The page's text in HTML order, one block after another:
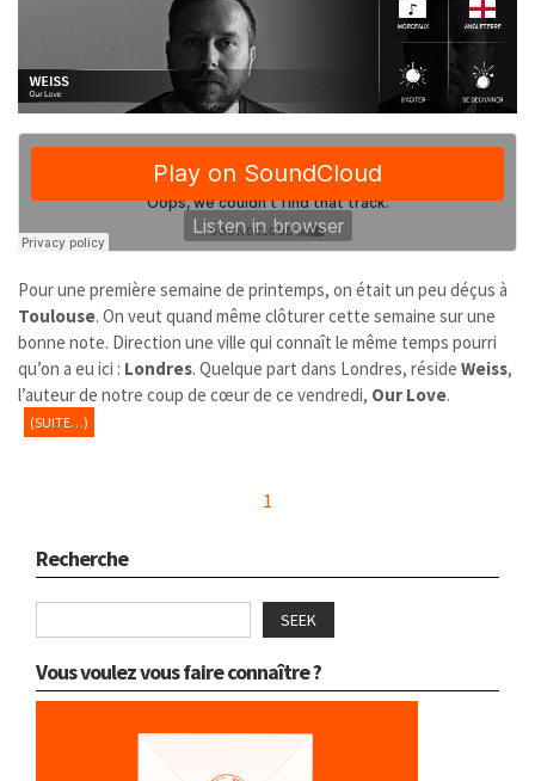
Pour une première semaine de printemps, on était un peu déçus à
Toulouse. On veut quand même clôturer cette semaine sur une
bonne note. Direction une ville qui connaît le même temps pourri
qu’on a eu ici : Londres. Quelque part dans Londres, réside Weiss,
l’auteur de notre coup de cœur de ce vendredi, Our Love.
(SUITE…)
1
Recherche
SEEK
Vous voulez vous faire connaître ?